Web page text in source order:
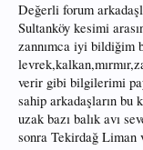
Değerli forum
Sultanköy kesimi
zannımca iyi bildiğim
verir gibi bilgilerimi
sahip arkadaşların bu
uzak bazı balık avı
sonra Tekirdağ Liman